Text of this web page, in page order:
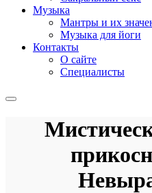
Музыка
Мантры и их
Музыка для йоги
Контакты
О сайте
Специалисты